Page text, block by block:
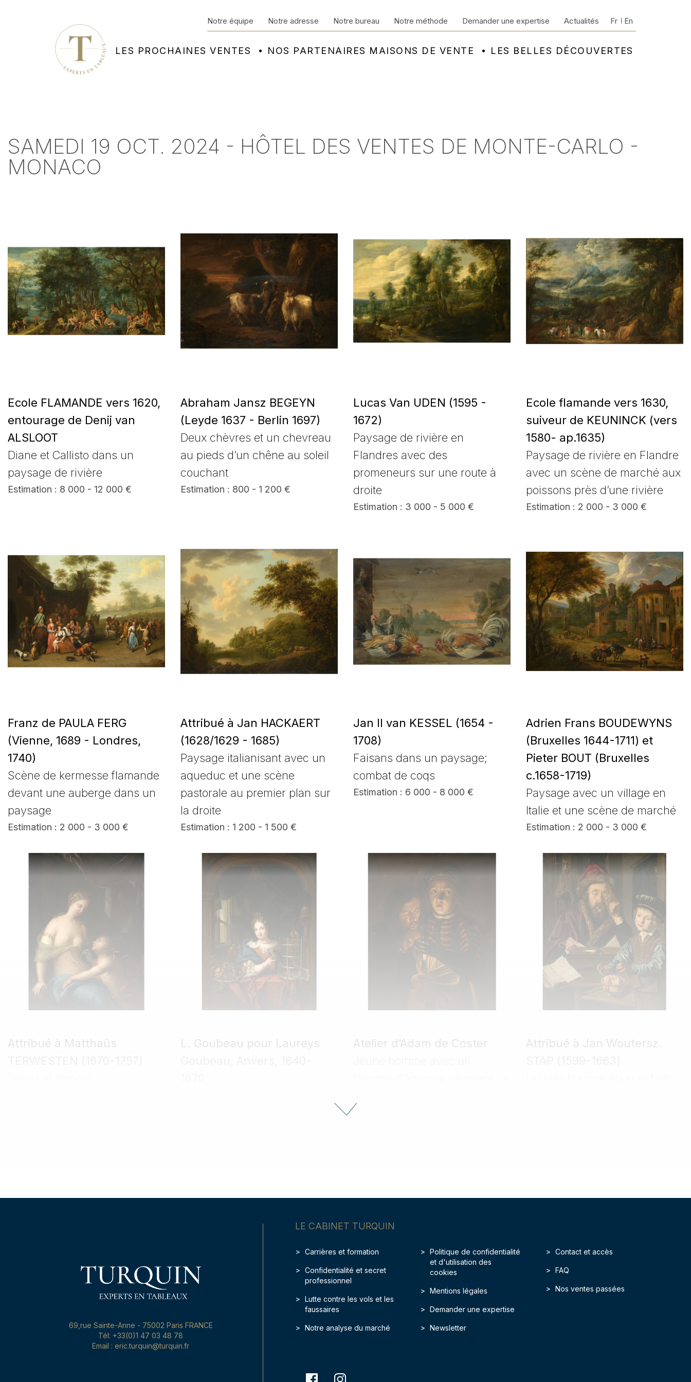
LES PROCHAINES VENTES NOS PARTENAIRES MAISONS DE VENTE LES BELLES DÉCOUVERTES
Notre équipe Notre adresse Notre bureau Notre méthode Demander une expertise Actualités Fr En
SAMEDI 19 OCT. 2024 - HÔTEL DES VENTES DE MONTE-CARLO -
MONACO
Ecole FLAMANDE vers 1620,
entourage de Denij van
ALSLOOT
Diane et Callisto dans un
paysage de rivière
Estimation : 8 000 - 12 000 €
Abraham Jansz BEGEYN
(Leyde 1637 - Berlin 1697)
Deux chèvres et un chevreau
au pieds d’un chêne au soleil
couchant
Estimation : 800 - 1 200 €
Lucas Van UDEN (1595 -
1672)
Paysage de rivière en
Flandres avec des
promeneurs sur une route à
droite
Estimation : 3 000 - 5 000 €
Ecole flamande vers 1630,
suiveur de KEUNINCK (vers
1580- ap.1635)
Paysage de rivière en Flandre
avec un scène de marché aux
poissons près d’une rivière
Estimation : 2 000 - 3 000 €
Franz de PAULA FERG
(Vienne, 1689 - Londres,
1740)
Scène de kermesse flamande
devant une auberge dans un
paysage
Estimation : 2 000 - 3 000 €
Attribué à Jan HACKAERT
(1628/1629 - 1685)
Paysage italianisant avec un
aqueduc et une scène
pastorale au premier plan sur
la droite
Estimation : 1 200 - 1 500 €
Jan II van KESSEL (1654 -
1708)
Faisans dans un paysage;
combat de coqs
Estimation : 6 000 - 8 000 €
Adrien Frans BOUDEWYNS
(Bruxelles 1644-1711) et
Pieter BOUT (Bruxelles
c.1658-1719)
Paysage avec un village en
Italie et une scène de marché
Estimation : 2 000 - 3 000 €
Attribué à Matthaüs
L. Goubeau pour Laureys
Atelier d’Adam de Coster
Attribué à Jan Woutersz.
LE CABINET TURQUIN
Carrières et formation
Confidentialité et secret
professionnel
Lutte contre les vols et les
faussaires
Notre analyse du marché
Politique de confidentialité
et d'utilisation des
cookies
Mentions légales
Demander une expertise
Newsletter
Contact et accès
FAQ
Nos ventes passées
69,rue Sainte-Anne - 75002 Paris FRANCE
Tél: +33(0)1 47 03 48 78
Email : eric.turquin@turquin.fr